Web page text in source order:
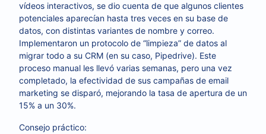
vídeos interactivos, se dio cuenta de que algunos clientes
potenciales aparecían hasta tres veces en su base de
datos, con distintas variantes de nombre y correo.
Implementaron un protocolo de “limpieza” de datos al
migrar todo a su CRM (en su caso, Pipedrive). Este
proceso manual les llevó varias semanas, pero una vez
completado, la efectividad de sus campañas de email
marketing se disparó, mejorando la tasa de apertura de un
15% a un 30%.
Consejo práctico: